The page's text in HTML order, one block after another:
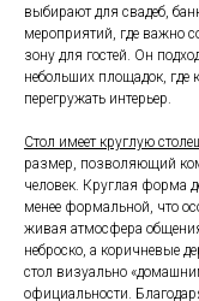
выбирают для свадеб,
мероприятий, где важно
зону для гостей. Он
небольших площадок,
перегружать интерьер.
Стол имеет круглую
размер, позволяющий
человек. Круглая форма
менее формальной, что
живая атмосфера
неброско, а коричневые
стол визуально
официальности.